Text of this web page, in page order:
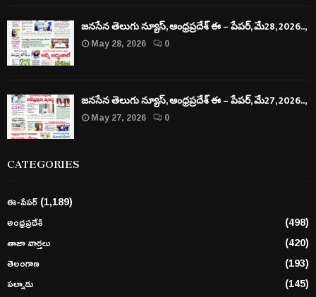
జనసేన తెలుగు న్యూస్, ఆంధ్రప్రదేశ్ ఈ – పేపర్, మే28, 2026..,
May 28, 2026
0
జనసేన తెలుగు న్యూస్, ఆంధ్రప్రదేశ్ ఈ – పేపర్, మే27, 2026..,
May 27, 2026
0
CATEGORIES
ఈ-పేపర్(1,189)
అంధ్రప్రదేశ్
(498)
తాజా వార్తలు
(420)
తెలంగాణ
(193)
పల్నాడు
(145)